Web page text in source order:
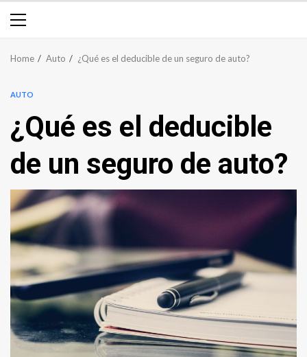
Primary
Home Auto ¿Qué es el deducible de un seguro de auto?
AUTO
¿Qué es el deducible
de un seguro de auto?